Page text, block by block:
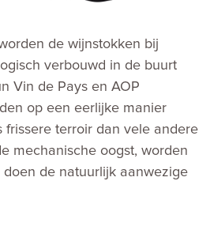
de wijnstokken bij
verbouwd in de buurt
Vin de Pays en AOP
op een eerlijke manier
frissere terroir dan vele andere
mechanische oogst, worden
de natuurlijk aanwezige